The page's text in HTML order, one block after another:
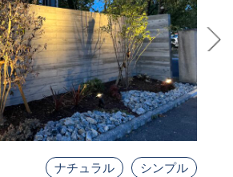
ナチュラル シンプル